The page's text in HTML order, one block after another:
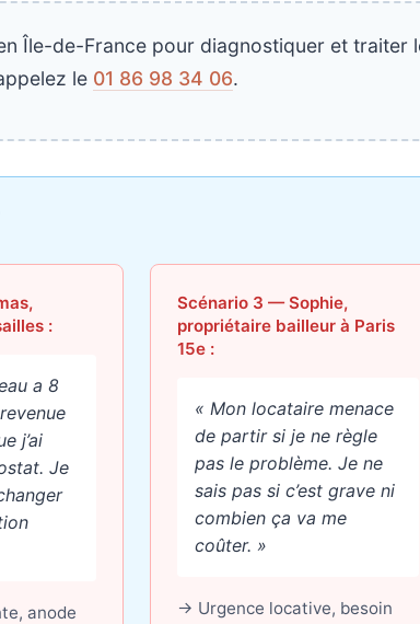
Île-de-France pour diagnostiquer et traiter
le 01 86 98 34 06.
:
a 8
j’ai
Je
anode
Scénario 3 — Sophie,
propriétaire bailleur à Paris
15e :
« Mon locataire menace
de partir si je ne règle
pas le problème. Je ne
sais pas si c’est grave ni
combien ça va me
coûter. »
→ Urgence locative, besoin